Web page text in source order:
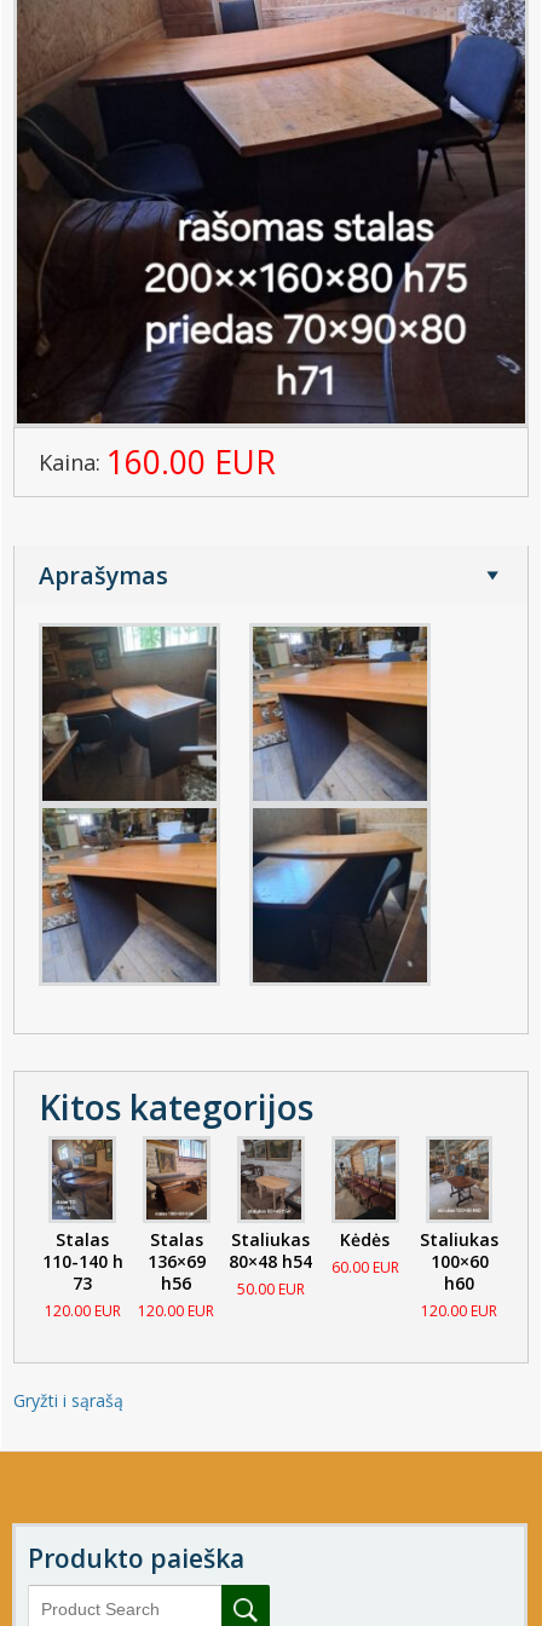
Kaina: 160.00 EUR
Aprašymas
Kitos kategorijos
Stalas
110-140 h
73
120.00 EUR
Stalas
136×69
h56
120.00 EUR
Staliukas
80×48 h54
50.00 EUR
Kėdės
60.00 EUR
Staliukas
100×60
h60
120.00 EUR
Gryžti i sąrašą
Produkto paieška